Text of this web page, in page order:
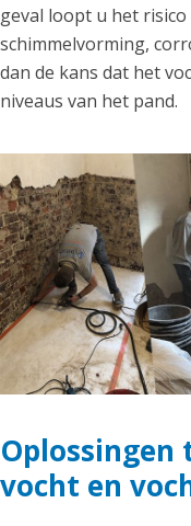
geval loopt u het
schimmelvorming,
dan de kans dat het
niveaus van het pand.
Oplossingen
vocht en